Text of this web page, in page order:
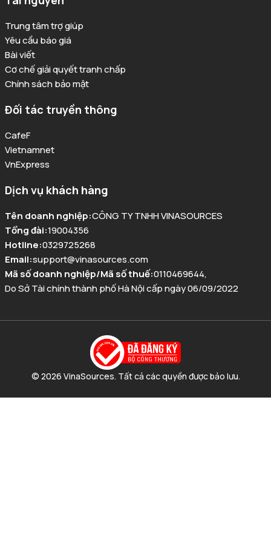
Trung tâm trợ giúp
Yêu cầu báo giá
Bài viết
Cơ chế giải quyết tranh chấp
Chính sách bảo mật
Đối tác truyền thông
CafeF
Vietnamnet
VnExpress
Dịch vụ khách hàng
Tên doanh nghiệp:CÔNG TY TNHH VINASOURCES
Tổng đài:19004356
Hotline:0329725268
Email:support@vinasources.com
Mã số doanh nghiệp/Mã số thuế:0110469644,
Do Sở Tài chính thành phố Hà Nội cấp ngày 06/09/2022
© 2026 VinaSources. Tất cả các quyền được bảo lưu.